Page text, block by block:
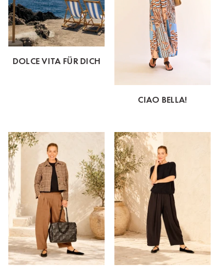
DOLCE VITA FÜR DICH
CIAO BELLA!